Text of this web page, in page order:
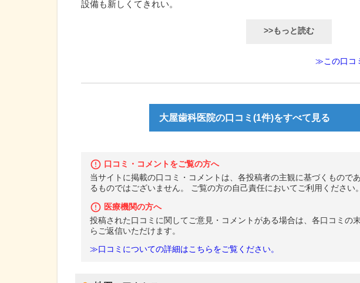
設備も新しくてきれい。
>>もっと読む
≫この口コ
大屋歯科医院の口コミ(1件)をすべて見る
口コミ・コメントをご覧の方へ
当サイトに掲載の口コミ・コメントは、各投稿者の主観に基づくもので
るものではございません。 ご覧の方の自己責任においてご利用ください。
医療機関の方へ
投稿された口コミに関してご意見・コメントがある場合は、各口コミの
らご返信いただけます。
≫口コミについての詳細はこちらをご覧ください。